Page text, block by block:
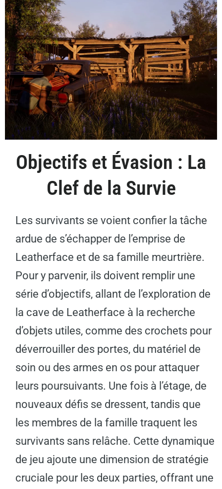
Objectifs et Évasion : La
Clef de la Survie
Les survivants se voient confier la tâche
ardue de s’échapper de l’emprise de
Leatherface et de sa famille meurtrière.
Pour y parvenir, ils doivent remplir une
série d’objectifs, allant de l’exploration de
la cave de Leatherface à la recherche
d’objets utiles, comme des crochets pour
déverrouiller des portes, du matériel de
soin ou des armes en os pour attaquer
leurs poursuivants. Une fois à l’étage, de
nouveaux défis se dressent, tandis que
les membres de la famille traquent les
survivants sans relâche. Cette dynamique
de jeu ajoute une dimension de stratégie
cruciale pour les deux parties, offrant une